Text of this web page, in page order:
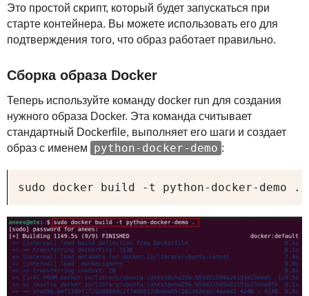
Это простой скрипт, который будет запускаться при
старте контейнера. Вы можете использовать его для
подтверждения того, что образ работает правильно.
Сборка образа Docker
Теперь используйте команду docker run для создания
нужного образа Docker. Эта команда считывает
стандартный Dockerfile, выполняет его шаги и создает
образ с именем
python-docker-demo :
sudo docker build -t python-docker-demo .